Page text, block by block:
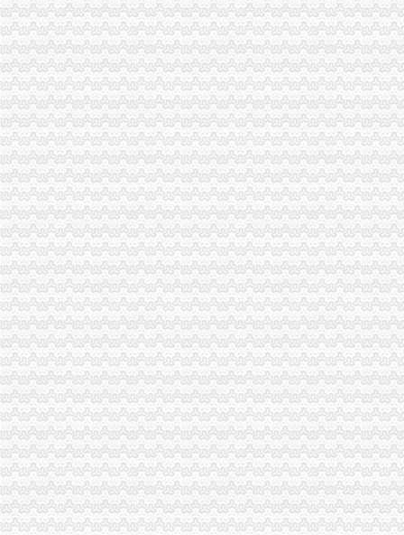
分类广告_新浪新闻
合肥新桥机场高速公路监控管理中心泳池设备采购及安装招标第一阶段
【财务会计】-起点8
中国常州高新区-【个管办】上下联动对新景一期商铺开展户管巡查工作
广东省网上办事大厅深圳市宝安分厅
两年开四家分店几千元办起家政公司（2）-理财频道-和讯网
温州公司营业执照、税务登记证代办等-温州58同城
寿县人民信息公开网
株洲市国家税务局门户网站